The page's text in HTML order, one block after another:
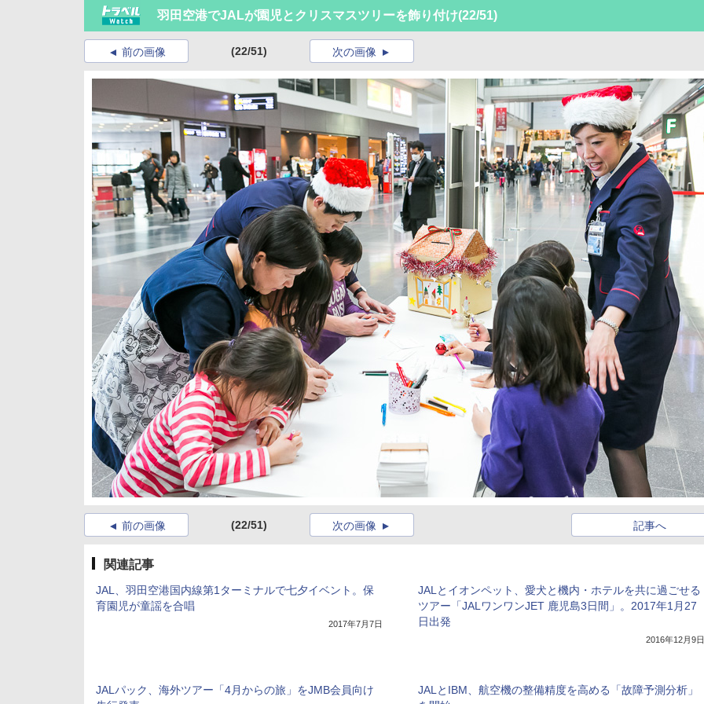
羽田空港でJALが園児とクリスマスツリーを飾り付け(22/51)
前の画像 (22/51) 次の画像
前の画像 (22/51) 記事へ
次の画像
関連記事
JAL、羽田空港国内線第1ターミナルで七夕イベント。保
育園児が童謡を合唱
2017年7月7日
JALとイオンペット、愛犬と機内・ホテルを共に過ごせる
ツアー「JALワンワンJET 鹿児島3日間」。2017年1月27
日出発
2016年12月9日
JALパック、海外ツアー「4月からの旅」をJMB会員向け
JALとIBM、航空機の整備精度を高める「故障予測分析」